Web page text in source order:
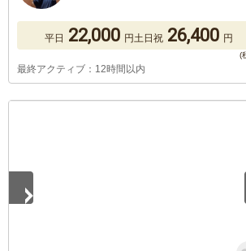
平日 22,000 円土日祝 26,400 円
最終アクティブ：12時間以内